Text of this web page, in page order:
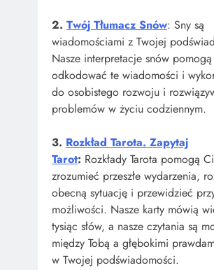
2. Twój Tłumacz Snów: Sny są
wiadomościami z Twojej
Nasze interpretacje snów
odkodować te wiadomości i
do osobistego rozwoju i
problemów w życiu codziennym.
3. Rozkład Tarota. Zapytaj
Tarot: Rozkłady Tarota pomogą Ci
zrozumieć przeszłe wydarzenia,
obecną sytuację i przewidzieć
możliwości. Nasze karty mówią
tysiąc słów, a nasze czytania są
między Tobą a głębokimi
w Twojej podświadomości.